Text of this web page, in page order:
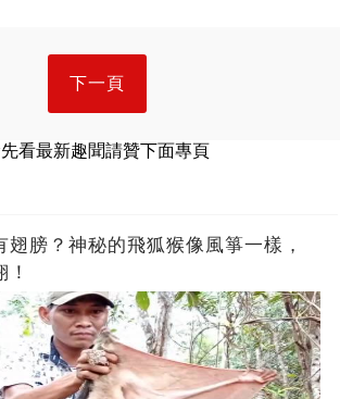
下一頁
看最新趣聞請贊下面專頁
翅膀？神秘的飛狐猴像風箏一樣，